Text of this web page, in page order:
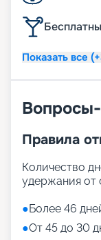
Показать все
Правила
Количество
удержания от
●Более 46
●От 45 до 30